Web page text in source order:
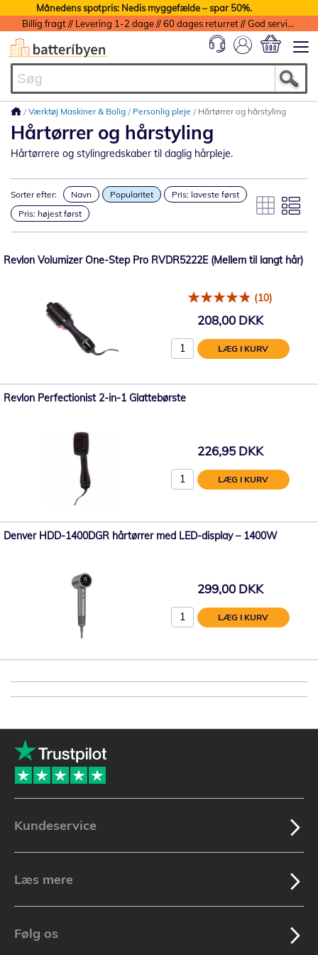
Månedens spotpris: Nedis myggefælde – spar 50%.
Billig fragt // Levering 1-2 dage // 60 dages returret // God service med garanti
Værktøj Maskiner & Bolig Personlig pleje Hårtørrer og hårstyling
Hårtørrer og hårstyling
Hårtørrere og stylingredskaber til daglig hårpleje.
Sorter efter: Navn Popularitet
Pris: laveste først
Pris: højest først
Revlon Volumizer One-Step Pro RVDR5222E (Mellem til langt hår)
(10)
208,00 DKK
LÆG I KURV
Revlon Perfectionist 2-in-1 Glattebørste
226,95 DKK
LÆG I KURV
Denver HDD-1400DGR hårtørrer med LED-display – 1400W
299,00 DKK
LÆG I KURV
Kundeservice
Læs mere
Følg os